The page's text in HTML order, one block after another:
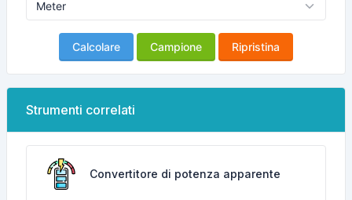
Calcolare Campione Ripristina
Strumenti correlati
Convertitore di potenza apparente